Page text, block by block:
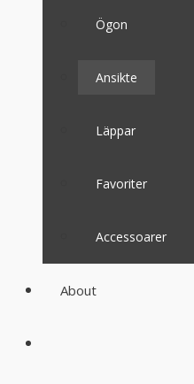
Ögon
Ansikte
Läppar
Favoriter
Accessoarer
About